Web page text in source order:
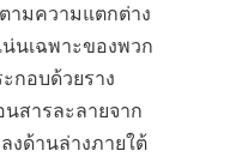
ามความแตกต่าง
นเฉพาะของพวก
กอบด้วยราง
สารละลายจาก
งด้านล่างภายใต้